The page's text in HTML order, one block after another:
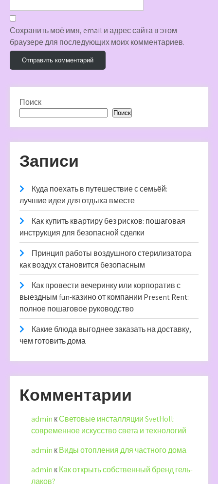
Сохранить моё имя, email и адрес сайта в этом
браузере для последующих моих комментариев.
Поиск
Поиск
Записи
Куда поехать в путешествие с семьёй:
лучшие идеи для отдыха вместе
Как купить квартиру без рисков: пошаговая
инструкция для безопасной сделки
Принцип работы воздушного стерилизатора:
как воздух становится безопасным
Как провести вечеринку или корпоратив с
выездным fun-казино от компании Present Rent:
полное пошаговое руководство
Какие блюда выгоднее заказать на доставку,
чем готовить дома
Комментарии
admin кСветовые инсталляции SvetHoll:
современное искусство света и технологий
admin кВиды отопления для частного дома
admin кКак открыть собственный бренд гель-
лаков?